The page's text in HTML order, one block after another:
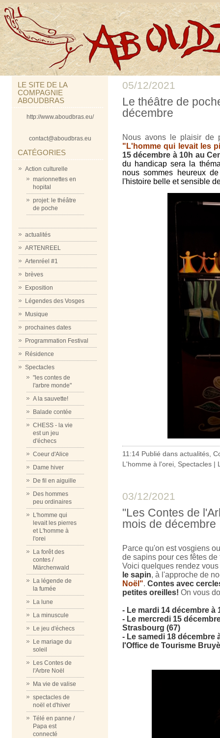
LE SITE DE LA
COMPAGNIE
ABOUDBRAS
http://www.aboudbras.eu/
contact@aboudbras.eu
CATÉGORIES
Action culturelle
marionnettes en
hopital
projet: le théâtre
de poche
actualités
ARTENREEL
Artenréel #1
brèves
Exposition
Légendes des Vosges
Musique
prochaines dates
Programmation Festival
Résidence
Spectacles
"les contes de
l'arbre monde"
A la sauvette!
Balade contée
CHESS - la vie
est un jeu
d'échecs
Coeur d'Alice
Dame hiver
De fil en aiguille
Des hommes
peu ordinaires
L'homme qui
levait les pierres
et L'homme à
l'orei
La forêt des
contes /
Märchenwald
La légende de
la fumée
La lune
La minuscule
Le jeu d'échecs
Le mariage du
soleil
Les Contes de
l'Arbre Noël
Ma vie de valise
spectacles de
noël et d'hiver
Télé en panne /
Papa est
connecté
05/12/2021
Le théâtre de
décembre
Nous avons le plaisir de
"L'homme qui levait les
15 décembre à 10h au
du handicap sera la
nous sommes heureux
l'histoire belle et sensible
11:14 Publié dans actualités
L'homme à l'orei Spectacles |
03/12/2021
"Les Contes de
mois de décembre
Parce qu'on est vosgiens
de sapins pour ces fêtes de
Voici quelques rendez vous
le sapin, à l'approche de
Noël". Contes avec
petites oreilles! On vous
- Le mardi 14 décembre à
- Le mercredi 15
Strasbourg (67)
- Le samedi 18 décembre
l'Office de Tourisme